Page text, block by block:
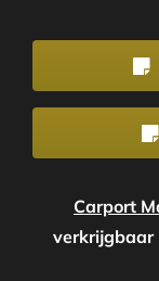
Carport
verkrijgbaar